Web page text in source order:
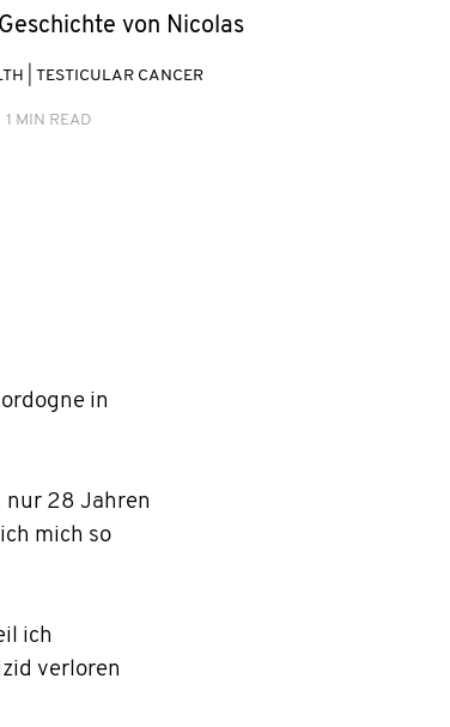
von Nicolas
TESTICULAR CANCER
1 MIN READ
in
nur 28 Jahren
mich so
ich
verloren